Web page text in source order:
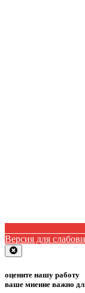
Версия для
Close
оцените нашу работу
ваше мнение важно